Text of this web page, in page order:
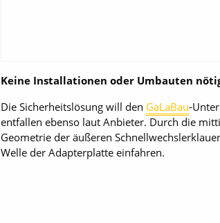
Keine Installationen oder Umbauten
Die Sicherheitslösung will den GaLaBau-
entfallen ebenso laut Anbieter. Durch die
Geometrie der äußeren
Welle der Adapterplatte einfahren.